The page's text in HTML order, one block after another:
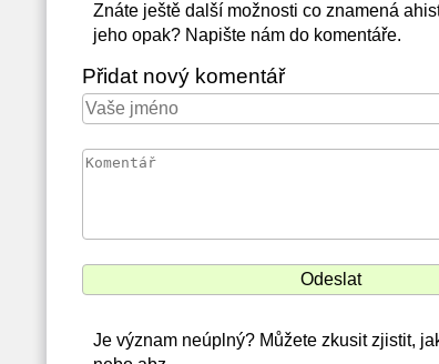
Znáte ještě další možnosti co znamená
jeho opak? Napište nám do komentáře.
Přidat nový komentář
Je význam neúplný? Můžete zkusit zjistit,